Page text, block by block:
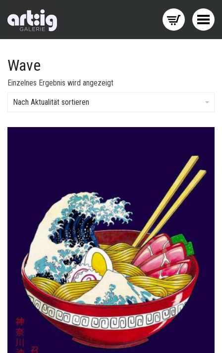
Menü wechseln
Wave
Einzelnes Ergebnis wird angezeigt
Nach Aktualität sortieren